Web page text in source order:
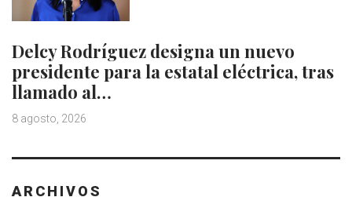
Delcy Rodríguez designa un nuevo
presidente para la estatal eléctrica, tras
llamado al…
8 agosto, 2026
ARCHIVOS